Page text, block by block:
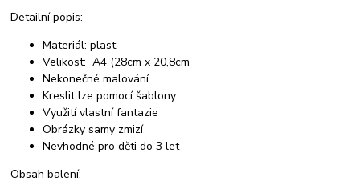
Detailní popis:
Materiál: plast
Velikost: A4 (28cm x 20,8cm
Nekonečné malování
Kreslit lze pomocí šablony
Využití vlastní fantazie
Obrázky samy zmizí
Nevhodné pro děti do 3 let
Obsah balení: